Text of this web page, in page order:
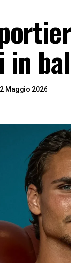
in
Maggio 2026